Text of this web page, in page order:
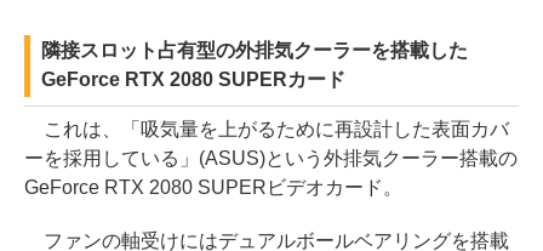
隣接スロット占有型の外排気クーラーを搭載した
GeForce RTX 2080 SUPERカード
これは、「吸気量を上がるために再設計した表面カバ
ーを採用している」(ASUS)という外排気クーラー搭載の
GeForce RTX 2080 SUPERビデオカード。
ファンの軸受けにはデュアルボールベアリングを搭載